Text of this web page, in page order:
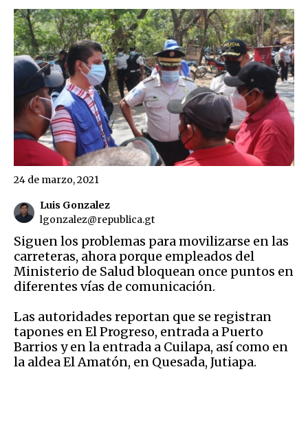
Luis Gonzalez
lgonzalez@republica.gt
24 de marzo, 2021
Siguen los problemas para movilizarse en las
carreteras, ahora porque empleados del
Ministerio de Salud bloquean once puntos en
diferentes vías de comunicación.
Las autoridades reportan que se registran
tapones en El Progreso, entrada a Puerto
Barrios y en la entrada a Cuilapa, así como en
la aldea El Amatón, en Quesada, Jutiapa.